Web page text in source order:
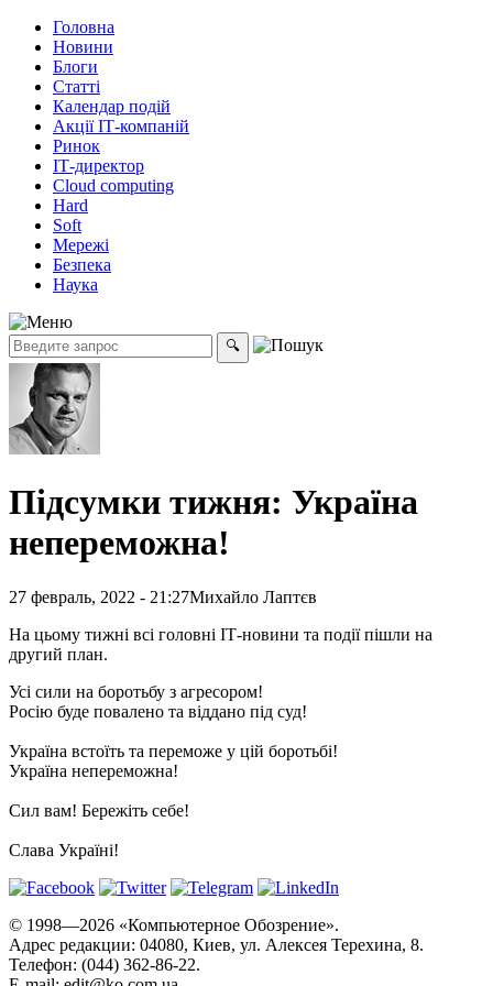
Головна
Новини
Блоги
Статті
Календар подій
Акції ІТ-компаній
Ринок
ІТ-директор
Cloud computing
Hard
Soft
Мережі
Безпека
Наука
Підсумки тижня: Україна
непереможна!
27 февраль, 2022 - 21:27Михайло Лаптєв
На цьому тижні всі головні ІТ-новини та події пішли на
другий план.
Усі сили на боротьбу з агресором!
Росію буде повалено та віддано під суд!
Україна встоїть та переможе у цій боротьбі!
Україна непереможна!
Сил вам! Бережіть себе!
Слава Україні!
© 1998—2026 «Компьютерное Обозрение».
Адрес редакции: 04080, Киев, ул. Алексея Терехина, 8.
Телефон: (044) 362-86-22.